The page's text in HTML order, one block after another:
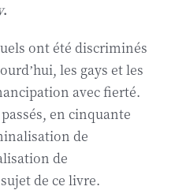
.
ont été discriminés
les gays et les
avec fierté.
en cinquante
de
de
de ce livre.